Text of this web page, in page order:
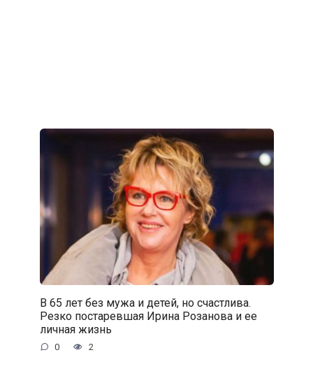
В 65 лет без мужа и детей, но счастлива.
Резко постаревшая Ирина Розанова и ее
личная жизнь
0 2